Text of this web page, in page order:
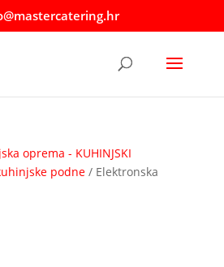
oprema - KUHINJSKI
podne/ Elektronska